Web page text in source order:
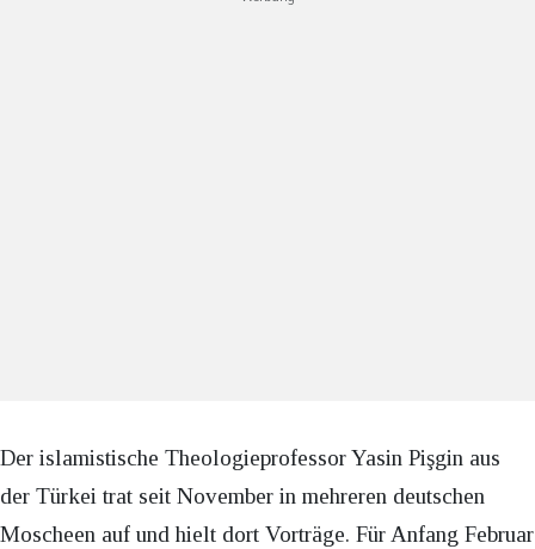
Der islamistische Theologieprofessor Yasin Pişgin aus
der Türkei trat seit November in mehreren deutschen
Moscheen auf und hielt dort Vorträge. Für Anfang Februar